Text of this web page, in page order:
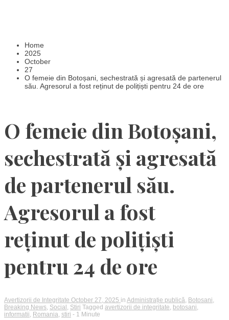
Home
2025
October
27
O femeie din Botoșani, sechestrată și agresată de partenerul
său. Agresorul a fost reținut de polițiști pentru 24 de ore
O femeie din Botoșani,
sechestrată și agresată
de partenerul său.
Agresorul a fost
reținut de polițiști
pentru 24 de ore
Avertizorii de Integritate October 27, 2025 in Administrație publică, Botosani,
Breaking News, Social , Stiri Tagged avertizorii de integritate, botosani,
informatii, Romania, stiri - 1 Minute